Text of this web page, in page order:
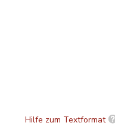
Hilfe zum Textformat